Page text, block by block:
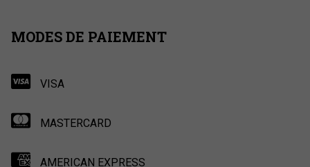
MODES DE PAIEMENT
VISA
MASTERCARD
AMERICAN EXPRESS